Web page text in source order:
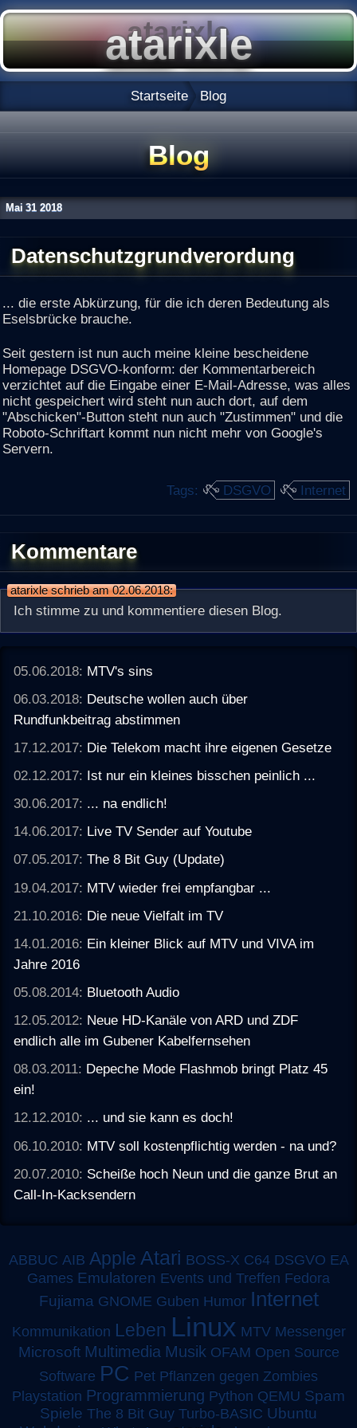
Startseite Blog
Blog
Mai 31 2018
Datenschutzgrundverordung
... die erste Abkürzung, für die ich deren Bedeutung als
Eselsbrücke brauche.
Seit gestern ist nun auch meine kleine bescheidene
Homepage DSGVO-konform: der Kommentarbereich
verzichtet auf die Eingabe einer E-Mail-Adresse, was alles
nicht gespeichert wird steht nun auch dort, auf dem
"Abschicken"-Button steht nun auch "Zustimmen" und die
Roboto-Schriftart kommt nun nicht mehr von Google's
Servern.
Tags: DSGVO Internet
Kommentare
atarixle schrieb am 02.06.2018:
Ich stimme zu und kommentiere diesen Blog.
05.06.2018: MTV's sins
06.03.2018: Deutsche wollen auch über
Rundfunkbeitrag abstimmen
17.12.2017: Die Telekom macht ihre eigenen Gesetze
02.12.2017: Ist nur ein kleines bisschen peinlich ...
30.06.2017: ... na endlich!
14.06.2017: Live TV Sender auf Youtube
07.05.2017:The 8 Bit Guy (Update)
19.04.2017: MTV wieder frei empfangbar ...
21.10.2016: Die neue Vielfalt im TV
14.01.2016: Ein kleiner Blick auf MTV und VIVA im
Jahre 2016
05.08.2014: Bluetooth Audio
12.05.2012: Neue HD-Kanäle von ARD und ZDF
endlich alle im Gubener Kabelfernsehen
08.03.2011: Depeche Mode Flashmob bringt Platz 45
ein!
12.12.2010: ... und sie kann es doch!
06.10.2010: MTV soll kostenpflichtig werden - na und?
20.07.2010: Scheiße hoch Neun und die ganze Brut an
Call-In-Kacksendern
ABBUC AIB Apple Atari BOSS-X C64 DSGVO EA
Games Emulatoren Events und Treffen Fedora
Fujiama GNOME Guben Humor Internet
Kommunikation Leben Linux MTV Messenger
Microsoft Multimedia Musik OFAM Open Source
Software PC Pet Pflanzen gegen Zombies
Playstation Programmierung Python QEMU Spam
Spiele The 8 Bit Guy Turbo-BASIC Ubuntu